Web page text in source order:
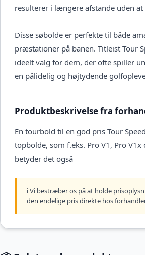
resulterer i længere afstande uden
Disse søbolde er perfekte til både
præstationer på banen. Titleist Tour
ideelt valg for dem, der ofte spiller
en pålidelig og højtydende
Produktbeskrivelse fra
En tourbold til en god pris Tour
topbolde, som f.eks. Pro V1, Pro
betyder det også
ℹ️ Vi bestræber os på at holde
den endelige pris direkte hos